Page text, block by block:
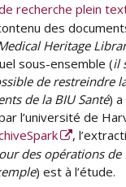
recherche plein
des
Heritage
sous-ensemble (il
de restreindre
de la BIU Santé)
l’université de
,
des opérations de
) est à l’étude.